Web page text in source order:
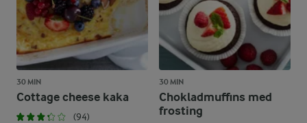
30 MIN
Cottage cheese kaka
(94)
30 MIN
Chokladmuffins med
frosting